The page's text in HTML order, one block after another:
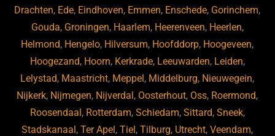
Drachten, Ede, Eindhoven, Emmen, Enschede, Gorinchem,
Gouda, Groningen, Haarlem, Heerenveen, Heerlen,
Helmond, Hengelo, Hilversum, Hoofddorp, Hoogeveen,
Hoogezand, Hoorn, Kerkrade, Leeuwarden, Leiden,
Lelystad, Maastricht, Meppel , Middelburg, Nieuwegein,
Nijkerk, Nijmegen, Nijverdal , Oosterhout, Oss, Roermond,
Roosendaal , Rotterdam, Schiedam, Sittard, Sneek,
Stadskanaal ,Ter Apel ,Tiel ,Tilburg, Utrecht,Veendam,